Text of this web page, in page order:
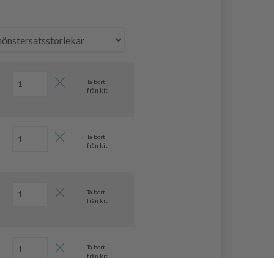
Ta bort
från kit
Ta bort
från kit
Ta bort
från kit
Ta bort
från kit